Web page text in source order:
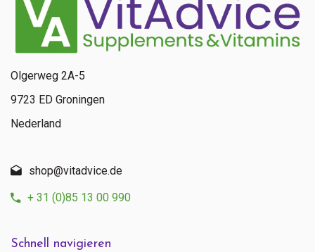
Schnell navigieren
Olgerweg 2A-5
9723 ED Groningen
Nederland
shop@vitadvice.de
+ 31 (0)85 13 00 990